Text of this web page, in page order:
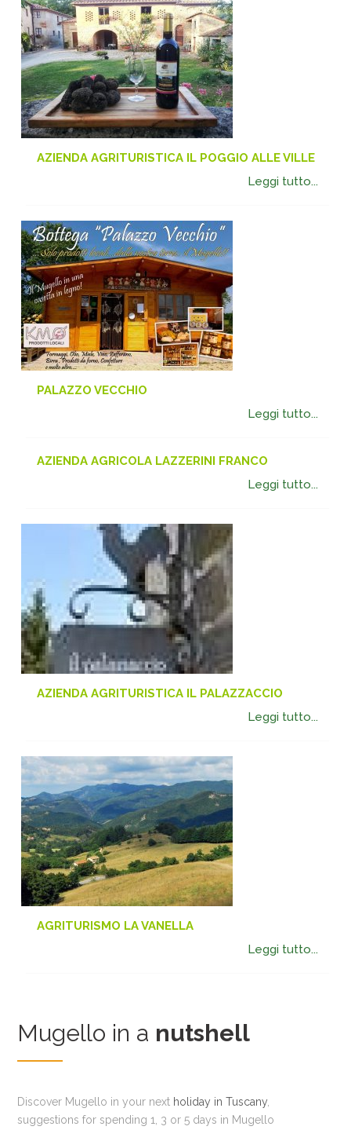
AZIENDA AGRITURISTICA IL POGGIO ALLE VILLE
Leggi tutto...
PALAZZO VECCHIO
Leggi tutto...
AZIENDA AGRICOLA LAZZERINI FRANCO
Leggi tutto...
AZIENDA AGRITURISTICA IL PALAZZACCIO
Leggi tutto...
AGRITURISMO LA VANELLA
Leggi tutto...
Mugello in a nutshell
Discover Mugello in your next holiday in Tuscany
suggestions for spending 1, 3 or 5 days in Mugello